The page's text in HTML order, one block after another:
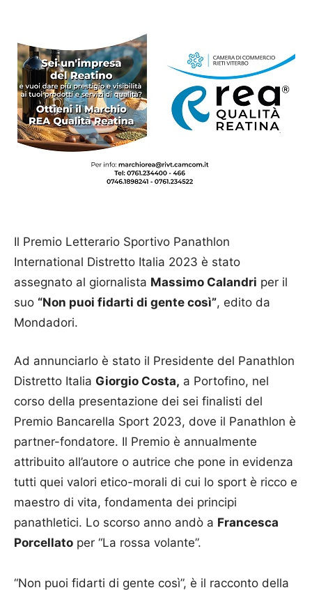
Il Premio Letterario Sportivo Panathlon
International Distretto Italia 2023 è stato
assegnato al giornalista Massimo Calandri per il
suo “Non puoi fidarti di gente così”, edito da
Mondadori.
Ad annunciarlo è stato il Presidente del Panathlon
Distretto Italia Giorgio Costa, a Portofino, nel
corso della presentazione dei sei finalisti del
Premio Bancarella Sport 2023, dove il Panathlon è
partner-fondatore. Il Premio è annualmente
attribuito all’autore o autrice che pone in evidenza
tutti quei valori etico-morali di cui lo sport è ricco e
maestro di vita, fondamenta dei principi
panathletici. Lo scorso anno andò a Francesca
Porcellato per “La rossa volante”.
“Non puoi fidarti di gente così”, è il racconto della